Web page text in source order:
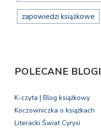
zapowiedzi książkowe
POLECANE BLOGI
K-czyta | Blog książkowy
Koczowniczka o książkach
Literacki Świat Cyrysi